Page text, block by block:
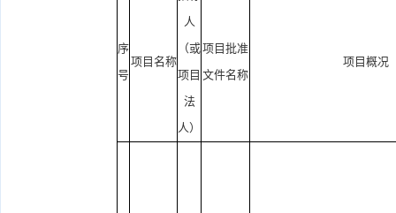
序
号
项目名称
人
（或
项目
法
人）
项目批准
文件名称
项目概况